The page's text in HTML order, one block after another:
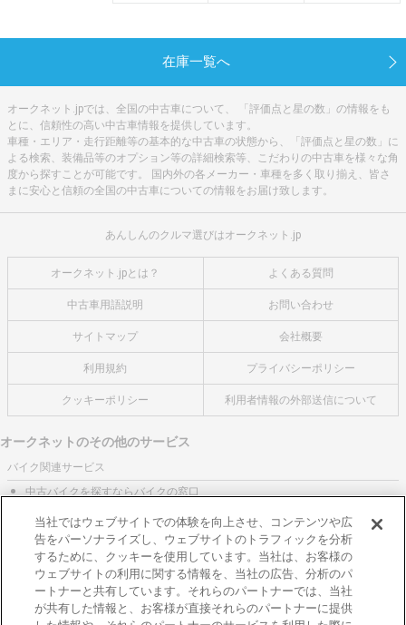
在庫一覧へ
オークネット.jpでは、全国の中古車について、 「評価点と星の数」の情報をも
とに、信頼性の高い中古車情報を提供しています。
車種・エリア・走行距離等の基本的な中古車の状態から、「評価点と星の数」に
よる検索、装備品等のオプション等の詳細検索等、こだわりの中古車を様々な角
度から探すことが可能です。 国内外の各メーカー・車種を多く取り揃え、皆さ
まに安心と信頼の全国の中古車についての情報をお届け致します。
あんしんのクルマ選びはオークネット.jp
オークネット.jpとは？ よくある質問
中古車用語説明 お問い合わせ
サイトマップ 会社概要
利用規約 プライバシーポリシー
クッキーポリシー 利用者情報の外部送信について
オークネットのその他のサービス
バイク関連サービス
中古バイクを探すならバイクの窓口
レンタルバイクに乗るならモトオークレンタルバイク
ブランド関連サービス
ブランド品の買取はギャラリーレア
東京都公安委員会許可 第301001105434号
株式会社オークネット
当社ではウェブサイトでの体験を向上させ、コンテンツや広
告をパーソナライズし、ウェブサイトのトラフィックを分析
するために、クッキーを使用しています。当社は、お客様の
ウェブサイトの利用に関する情報を、当社の広告、分析のパ
ートナーと共有しています。それらのパートナーでは、当社
が共有した情報と、お客様が直接それらのパートナーに提供